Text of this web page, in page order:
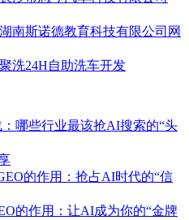
南斯诺德教育科技有限公司网
洗24H自助洗车开发
哪些行业最该抢AI搜索的“头
的作用：抢占AI时代的“信
的作用：让AI成为你的“金牌